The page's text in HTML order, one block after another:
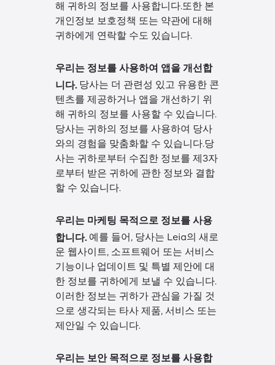
해 귀하의 정보를 사용합니다.또한 본
개인정보 보호정책 또는 약관에 대해
귀하에게 연락할 수도 있습니다.
우리는 정보를 사용하여 앱을 개선합
니다. 당사는 더 관련성 있고 유용한 콘
텐츠를 제공하거나 앱을 개선하기 위
해 귀하의 정보를 사용할 수 있습니다.
당사는 귀하의 정보를 사용하여 당사
와의 경험을 맞춤화할 수 있습니다.당
사는 귀하로부터 수집한 정보를 제3자
로부터 받은 귀하에 관한 정보와 결합
할 수 있습니다.
우리는 마케팅 목적으로 정보를 사용
합니다.예를 들어, 당사는 Leia의 새로
운 웹사이트, 소프트웨어 또는 서비스
기능이나 업데이트 및 특별 제안에 대
한 정보를 귀하에게 보낼 수 있습니다.
이러한 정보는 귀하가 관심을 가질 것
으로 생각되는 타사 제품, 서비스 또는
제안일 수 있습니다.
우리는 보안 목적으로 정보를 사용합